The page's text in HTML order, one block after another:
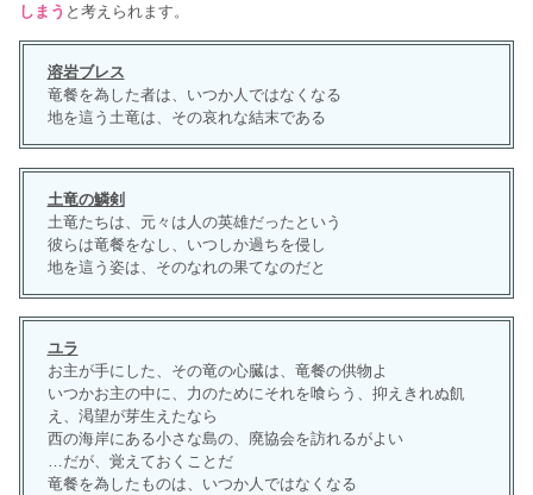
しまう と考えられます。
溶岩ブレス
竜餐を為した者は、いつか人ではなくなる
地を這う土竜は、その哀れな結末である
土竜の鱗剣
土竜たちは、元々は人の英雄だったという
彼らは竜餐をなし、いつしか過ちを侵し
地を這う姿は、そのなれの果てなのだと
ユラ
お主が手にした、その竜の心臓は、竜餐の供物よ
いつかお主の中に、力のためにそれを喰らう、抑えきれぬ飢
え、渇望が芽生えたなら
西の海岸にある小さな島の、廃協会を訪れるがよい
…だが、覚えておくことだ
竜餐を為したものは、いつか人ではなくなる